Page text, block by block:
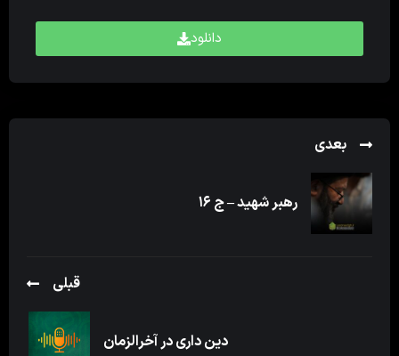
دانلود
بعدی
رهبر شهید – ج ۱۶
قبلی
دین داری در آخرالزمان